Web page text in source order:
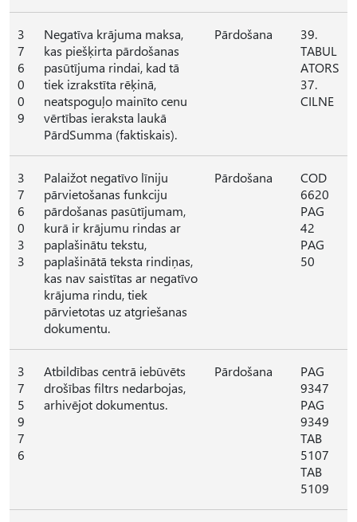
3
7
6
0
0
9
Negatīva krājuma maksa,
kas piešķirta pārdošanas
pasūtījuma rindai, kad tā
tiek izrakstīta rēķinā,
neatspoguļo mainīto cenu
vērtības ieraksta laukā
PārdSumma (faktiskais).
Pārdošana
39.
TABUL
ATORS
37.
CILNE
3
7
6
0
3
3
Palaižot negatīvo līniju
pārvietošanas funkciju
pārdošanas pasūtījumam,
kurā ir krājumu rindas ar
paplašinātu tekstu,
paplašinātā teksta rindiņas,
kas nav saistītas ar negatīvo
krājuma rindu, tiek
pārvietotas uz atgriešanas
dokumentu.
Pārdošana
COD
6620
PAG
42
PAG
50
3
7
5
9
7
6
Atbildības centrā iebūvēts
drošības filtrs nedarbojas,
arhivējot dokumentus.
Pārdošana
PAG
9347
PAG
9349
TAB
5107
TAB
5109